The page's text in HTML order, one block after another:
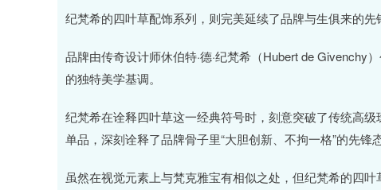
纪梵希的四叶草配饰系列，则完美延续了品牌与生俱来的先
品牌由传奇设计师休伯特·德·纪梵希（Hubert de Givenchy
的独特美学基调。
纪梵希在诠释四叶草这一经典符号时，刻意突破了传统高
单品，深刻诠释了品牌骨子里“大胆创新、不拘一格”的先锋态
虽然在视觉元素上与梵克雅宝有相似之处，但纪梵希的四